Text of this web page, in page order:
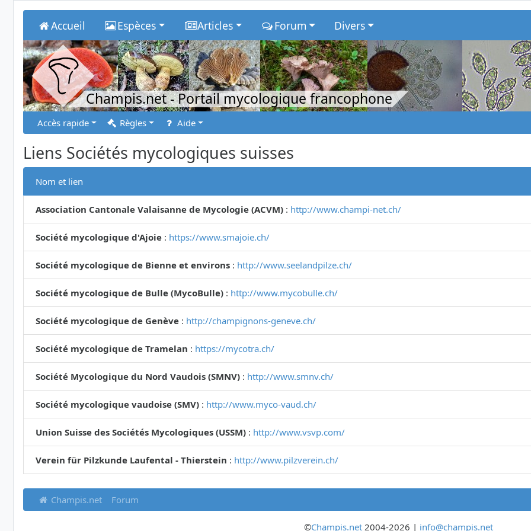
Accueil Espèces Articles Forum Divers
Champis.net- Portail mycologique francophone
Accès rapide Règles Aide
Liens Sociétés mycologiques suisses
Nom et lien
Association Cantonale Valaisanne de Mycologie (ACVM) : http://www.champi-net.ch/
Société mycologique d'Ajoie : https://www.smajoie.ch/
Société mycologique de Bienne et environs : http://www.seelandpilze.ch/
Société mycologique de Bulle (MycoBulle) : http://www.mycobulle.ch/
Société mycologique de Genève : http://champignons-geneve.ch/
Société mycologique de Tramelan : https://mycotra.ch/
Société Mycologique du Nord Vaudois (SMNV) : http://www.smnv.ch/
Société mycologique vaudoise (SMV) : http://www.myco-vaud.ch/
Union Suisse des Sociétés Mycologiques (USSM) : http://www.vsvp.com/
Verein für Pilzkunde Laufental - Thierstein : http://www.pilzverein.ch/
Champis.net Forum
©Champis.net2004-2026 | info@champis.net